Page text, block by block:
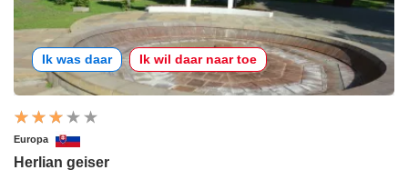
Ik was daar Ik wil daar naar toe
Europa
Herlian geiser